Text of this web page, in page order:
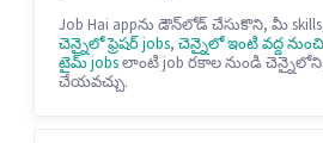
Job Hai appను డౌన్‌లోడ్ చేసుకొని, మీ
చెన్నైలో ఫ్రెషర్ jobs, చెన్నైలో ఇంటి వద్ద
టైమ్ jobsలాంటి job రకాల నుండి చెన్నైలోని
చేయవచ్చు.